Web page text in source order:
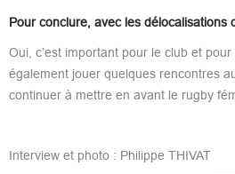
Pour conclure, avec les
Oui, c’est important pour le club et
également jouer quelques rencontres
continuer à mettre en avant le rugby
Interview et photo : Philippe THIVAT